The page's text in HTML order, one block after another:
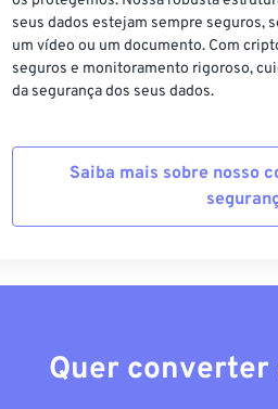
seus dados estejam sempre seguros,
um vídeo ou um documento. Com
seguros e monitoramento rigoroso,
da segurança dos seus dados.
Saiba mais sobre nosso
Quer converter